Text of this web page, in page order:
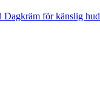
Dagkräm för känslig hud